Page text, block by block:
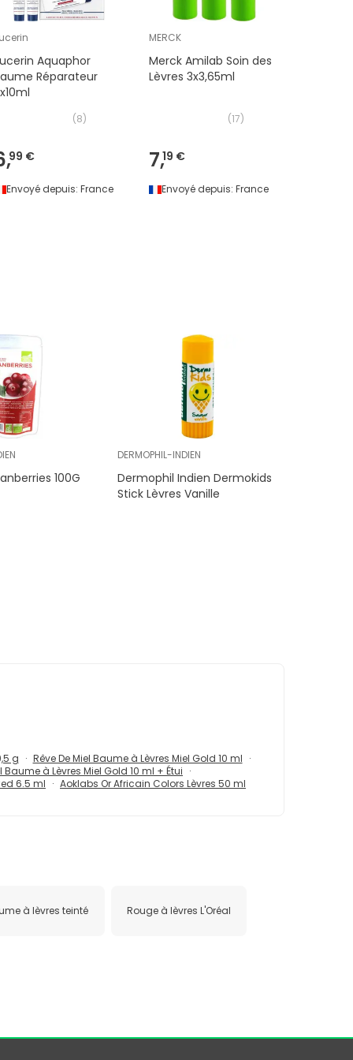
Aquaphor
Réparateur
(8)
99 €
Envoyé depuis: France
MERCK
Merck Amilab Soin des
Lèvres 3x3,65ml
(17)
7,19 €
Envoyé depuis: France
100G
DERMOPHIL-INDIEN
Dermophil Indien Dermokids
Stick Lèvres Vanille
g
Rêve De Miel Baume à Lèvres Miel Gold 10 ml
Baume à Lèvres Miel Gold 10 ml + Étui
6.5 ml Aoklabs Or Africain Colors Lèvres 50 ml
à lèvres teinté Rouge à lèvres L'Oréal